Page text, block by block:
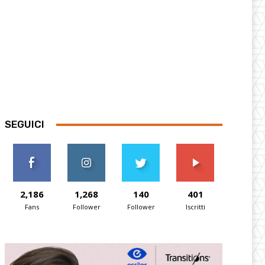
SEGUICI
2,186
Fans
1,268
Follower
140
Follower
401
Iscritti